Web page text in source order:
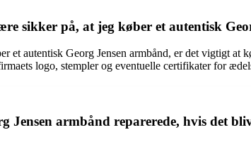
sikker på, at jeg køber et autentisk
et autentisk Georg Jensen armbånd, er det vigtigt
logo, stempler og eventuelle certifikater for
Jensen armbånd reparerede, hvis det